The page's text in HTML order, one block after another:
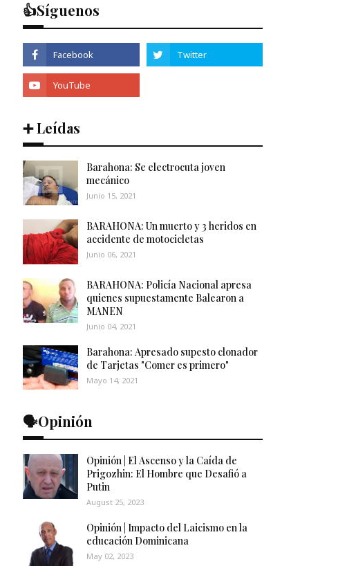
👍Síguenos
➕ Leídas
Barahona: Se electrocuta joven
mecánico
Junio 15, 2021
BARAHONA: Un muerto y 3 heridos en
accidente de motocicletas
Junio 06, 2021
BARAHONA: Policía Nacional apresa
quienes supuestamente Balearon a
MANEN
Junio 04, 2021
Barahona: Apresado supesto clonador
de Tarjetas "Comer es primero"
Mayo 14, 2021
🗣️Opinión
Opinión | El Ascenso y la Caída de
Prigozhin: El Hombre que Desafió a
Putin
August 25, 2023
Opinión | Impacto del Laicismo en la
educación Dominicana
May 02, 2023